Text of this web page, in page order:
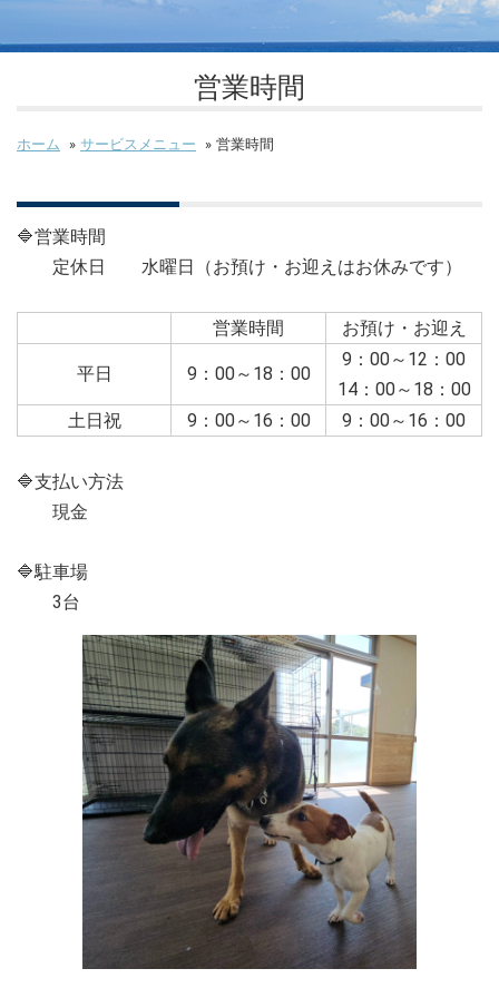
営業時間
ホーム » サービスメニュー » 営業時間
🔷営業時間
定休日 水曜日（お預け・お迎えはお休みです）
営業時間 お預け・お迎え
平日 9：00～18：00
9：00～12：00
14：00～18：00
土日祝
9：00～16：00 9：00～16：00
🔷支払い方法
現金
🔷駐車場
3台